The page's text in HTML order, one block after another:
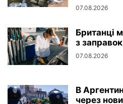
07.08.2026
Британці
з
07.08.2026
В
через